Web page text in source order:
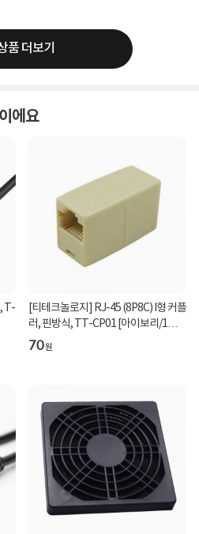
품 더보기
에요
T-
[티테크놀로지] RJ-45 (8P8C) I형 커플
러, 핀방식, TT-CP01 [아이보리/1개]
[벌크]
70원